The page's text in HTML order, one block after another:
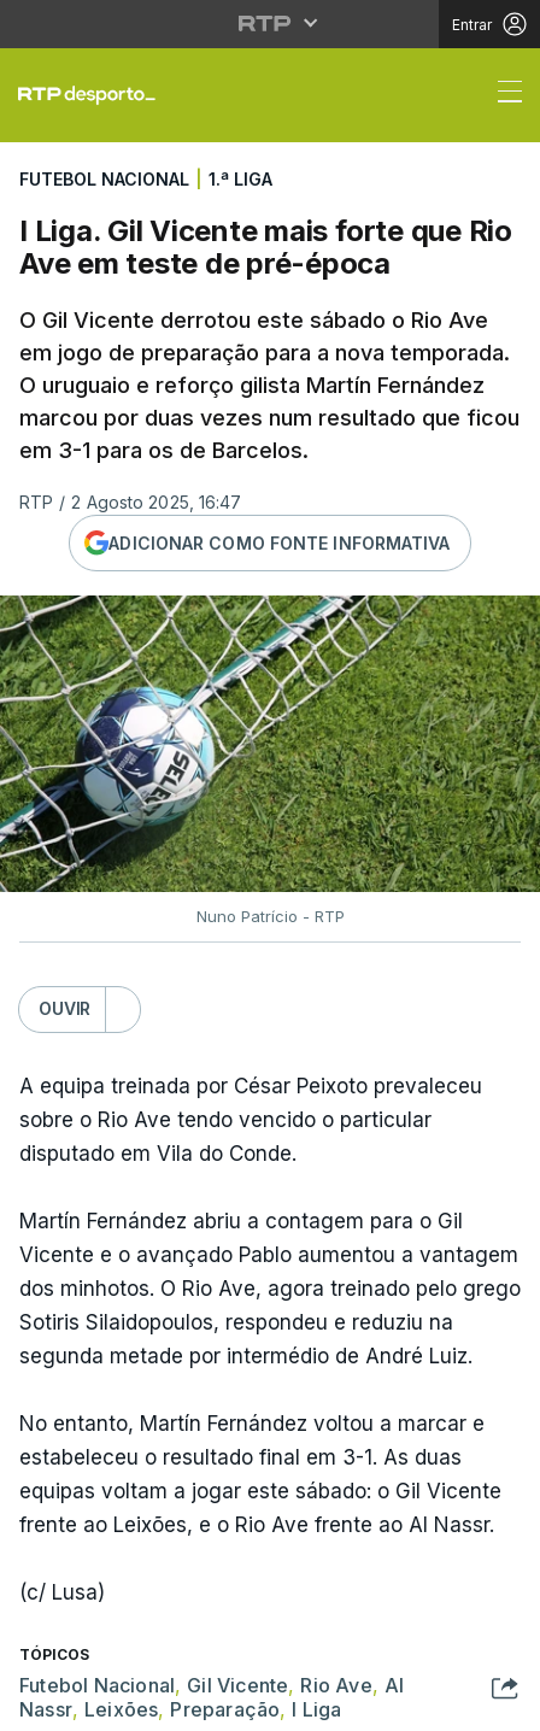
Entrar
I Liga. Gil Vicente
FUTEBOL NACIONAL 1.ª LIGA
I Liga. Gil Vicente mais forte que Rio
Ave em teste de pré-época
O Gil Vicente derrotou este sábado o Rio Ave
em jogo de preparação para a nova temporada.
O uruguaio e reforço gilista Martín Fernández
marcou por duas vezes num resultado que ficou
em 3-1 para os de Barcelos.
RTP / 2 Agosto 2025, 16:47
ADICIONAR COMO FONTE INFORMATIVA
Nuno Patrício - RTP
OUVIR
A equipa treinada por César Peixoto prevaleceu
sobre o Rio Ave tendo vencido o particular
disputado em Vila do Conde.
Martín Fernández abriu a contagem para o Gil
Vicente e o avançado Pablo aumentou a vantagem
dos minhotos. O Rio Ave, agora treinado pelo grego
Sotiris Silaidopoulos, respondeu e reduziu na
segunda metade por intermédio de André Luiz.
No entanto, Martín Fernández voltou a marcar e
estabeleceu o resultado final em 3-1. As duas
equipas voltam a jogar este sábado: o Gil Vicente
frente ao Leixões, e o Rio Ave frente ao Al Nassr.
(c/ Lusa)
TÓPICOS
Futebol Nacional, Gil Vicente, Rio Ave, Al
Nassr, Leixões, Preparação, I Liga